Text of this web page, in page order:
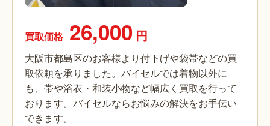
買取価格 26,000 円
大阪市都島区のお客様より付下げや袋帯などの買
取依頼を承りました。バイセルでは着物以外に
も、帯や浴衣・和装小物など幅広く買取を行って
おります。バイセルならお悩みの解決をお手伝い
できます。